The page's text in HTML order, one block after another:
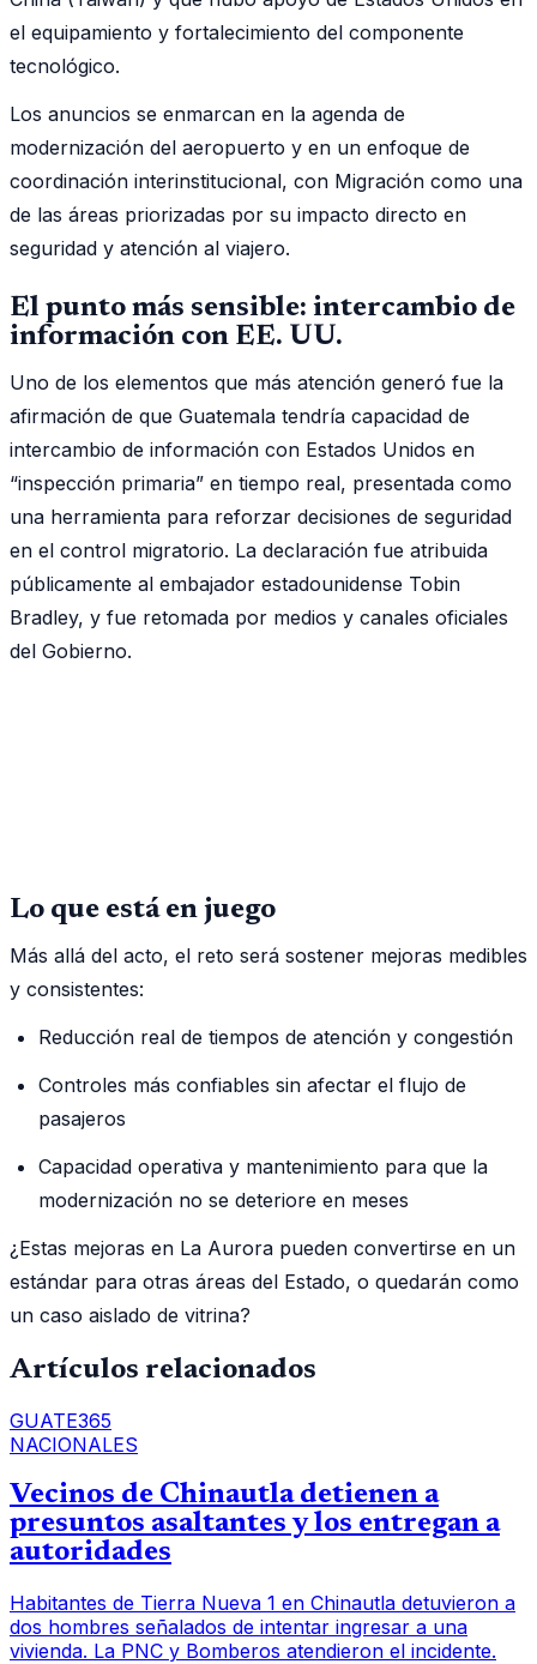
el equipamiento y fortalecimiento del componente
tecnológico.
Los anuncios se enmarcan en la agenda de
modernización del aeropuerto y en un enfoque de
coordinación interinstitucional, con Migración como una
de las áreas priorizadas por su impacto directo en
seguridad y atención al viajero.
El punto más sensible: intercambio de
información con EE. UU.
Uno de los elementos que más atención generó fue la
afirmación de que Guatemala tendría capacidad de
intercambio de información con Estados Unidos en
“inspección primaria” en tiempo real, presentada como
una herramienta para reforzar decisiones de seguridad
en el control migratorio. La declaración fue atribuida
públicamente al embajador estadounidense Tobin
Bradley, y fue retomada por medios y canales oficiales
del Gobierno.
Lo que está en juego
Más allá del acto, el reto será sostener mejoras medibles
y consistentes:
Reducción real de tiempos de atención y congestión
Controles más confiables sin afectar el flujo de
pasajeros
Capacidad operativa y mantenimiento para que la
modernización no se deteriore en meses
¿Estas mejoras en La Aurora pueden convertirse en un
estándar para otras áreas del Estado, o quedarán como
un caso aislado de vitrina?
Artículos relacionados
GUATE365
NACIONALES
Vecinos de Chinautla detienen a
presuntos asaltantes y los entregan a
autoridades
Habitantes de Tierra Nueva 1 en Chinautla detuvieron a
dos hombres señalados de intentar ingresar a una
vivienda. La PNC y Bomberos atendieron el incidente.